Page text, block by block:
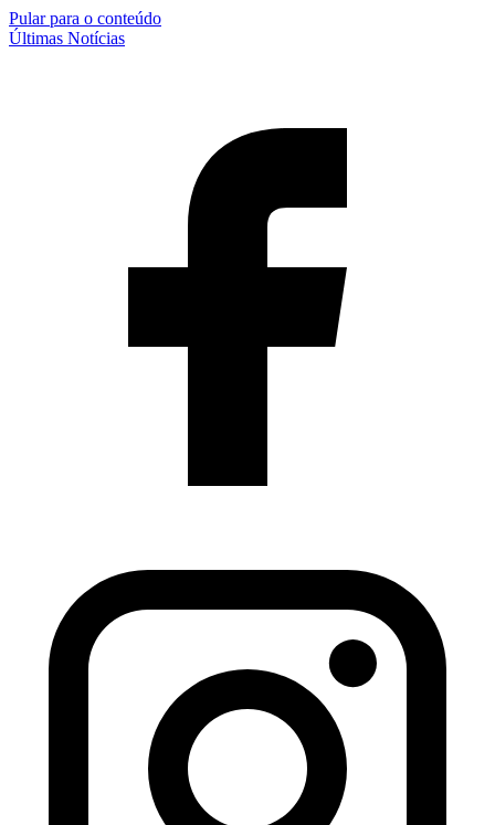
Pular para o conteúdo
Últimas Notícias